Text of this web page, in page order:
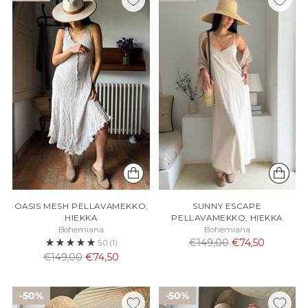
OASIS MESH PELLAVAMEKKO,
HIEKKA
Bohemiana
5.0 (1)
Normaali
€149,00 €74,50
SUNNY ESCAPE
PELLAVAMEKKO, HIEKKA
Bohemiana
Normaali
€149,00 €74,50
50% 50%